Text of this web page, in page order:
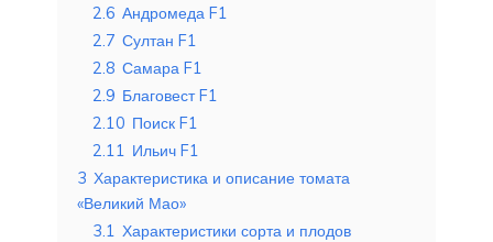
2.6 Андромеда F1
2.7 Султан F1
2.8 Самара F1
2.9 Благовест F1
2.10 Поиск F1
2.11 Ильич F1
3 Характеристика и описание томата
«Великий Мао»
3.1 Характеристики сорта и плодов